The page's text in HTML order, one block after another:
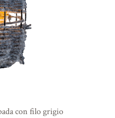
con filo grigio